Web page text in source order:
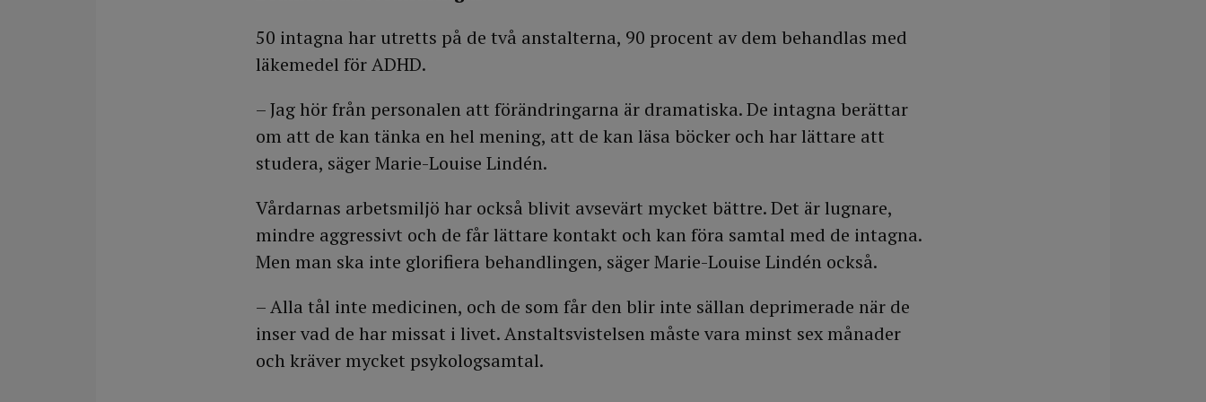
50 intagna har utretts på de två anstalterna, 90 procent av dem behandlas med
läkemedel för ADHD.
– Jag hör från personalen att förändringarna är dramatiska. De intagna berättar
om att de kan tänka en hel mening, att de kan läsa böcker och har lättare att
studera, säger Marie-Louise Lindén.
Vårdarnas arbetsmiljö har också blivit avsevärt mycket bättre. Det är lugnare,
mindre aggressivt och de får lättare kontakt och kan föra samtal med de intagna.
Men man ska inte glorifiera behandlingen, säger Marie-Louise Lindén också.
– Alla tål inte medicinen, och de som får den blir inte sällan deprimerade när de
inser vad de har missat i livet. Anstaltsvistelsen måste vara minst sex månader
och kräver mycket psykologsamtal.